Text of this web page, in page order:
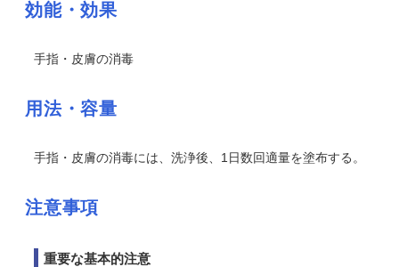
効能・効果
手指・皮膚の消毒
用法・容量
手指・皮膚の消毒には、洗浄後、1日数回適量を塗布する。
注意事項
重要な基本的注意